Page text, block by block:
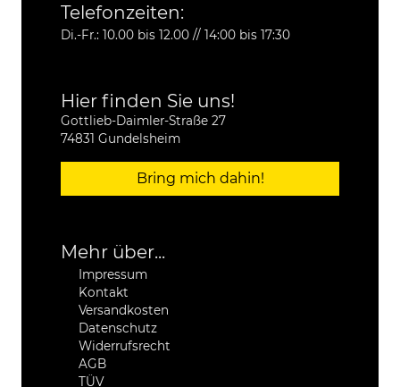
Telefonzeiten:
Di.-Fr.: 10.00 bis 12.00 // 14:00 bis 17:30
Hier finden Sie uns!
Gottlieb-Daimler-Straße 27
74831 Gundelsheim
Bring mich dahin!
Mehr über...
Impressum
Kontakt
Versandkosten
Datenschutz
Widerrufsrecht
AGB
TÜV